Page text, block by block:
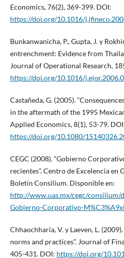
Economics, 76(2), 369-399. DOI:
https://doi.org/10.1016/
Bunkanwanicha, P., Gupta, J. y
entrenchment: Evidence from
Journal of Operational Research,
https://doi.org/10.1016/
Castañeda, G. (2005).
in the aftermath of the 1995
Applied Economics, 8(1), 53-79.
https://doi.org/10.1080/
CEGC (2008). “Gobierno
recientes”. Centro de Excelencia
Boletín Consilium. Disponible en:
http://www.uas.mx/cegc/consilium/
Gobierno-Corporativo-
Chhaochharia, V. y Laeven, L.
norms and practices”. Journal of
405-431. DOI: https://doi.org/